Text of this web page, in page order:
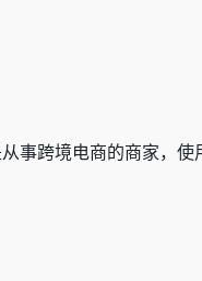
事跨境电商的商家，